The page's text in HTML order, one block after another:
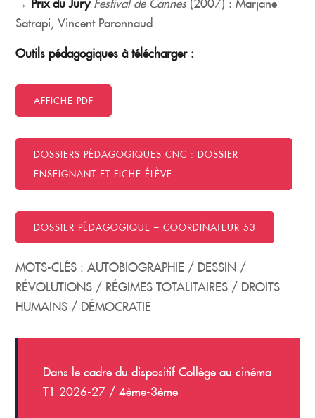
→ Prix du Jury Festival de Cannes (2007) : Marjane
Satrapi, Vincent Paronnaud
Outils pédagogiques à télécharger :
AFFICHE PDF
DOSSIERS PÉDAGOGIQUES CNC : DOSSIER
ENSEIGNANT ET FICHE ÉLÈVE
DOSSIER PÉDAGOGIQUE – COORDINATEUR 53
MOTS-CLÉS : AUTOBIOGRAPHIE / DESSIN /
RÉVOLUTIONS / RÉGIMES TOTALITAIRES / DROITS
HUMAINS / DÉMOCRATIE
Dans le cadre du dispositif Collège au cinéma
T1 2026-27 / 4ème-3ème